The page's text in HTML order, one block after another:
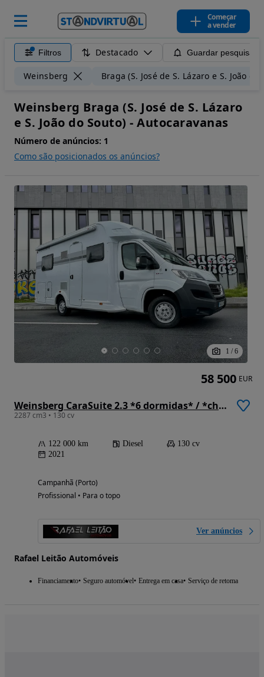
Começar
a vender
Filtros Destacado Guardar pesquisa
Weinsberg Braga (S. José de S. Lázaro e S. João do
Weinsberg Braga (S. José de S. Lázaro
e S. João do Souto) - Autocaravanas
Número de anúncios: 1
Como são posicionados os anúncios?
1 / 6
Weinsberg CaraSuite 2.3 *6 dormidas* / *chuveiro separado*
2287 cm3 • 130 cv
122 000 km Diesel
130 cv
2021
Campanhã (Porto)
Profissional • Para o topo
Ver anúncios
Rafael Leitão Automóveis
Financiamento Seguro automóvel Entrega em casa Serviço de retoma
58 500 EUR